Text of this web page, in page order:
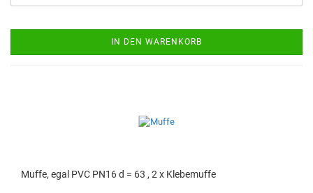
IN DEN WARENKORB
Muffe, egal PVC PN16 d = 63 , 2 x Kle­be­muf­fe